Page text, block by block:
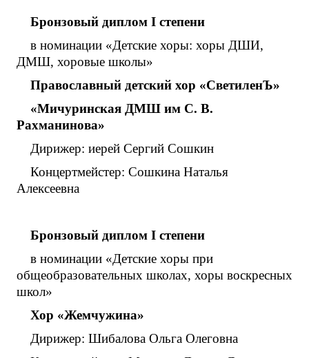
Бронзовый диплом I степени
в номинации «Детские хоры: хоры ДШИ,
ДМШ, хоровые школы»
Православный детский хор «СветиленЪ»
«Мичуринская ДМШ им С. В.
Рахманинова»
Дирижер: иерей Сергий Сошкин
Концертмейстер: Сошкина Наталья
Алексеевна
Бронзовый диплом I степени
в номинации «Детские хоры при
общеобразовательных школах, хоры воскресных
школ»
Хор «Жемчужина»
Дирижер: Шибалова Ольга Олеговна